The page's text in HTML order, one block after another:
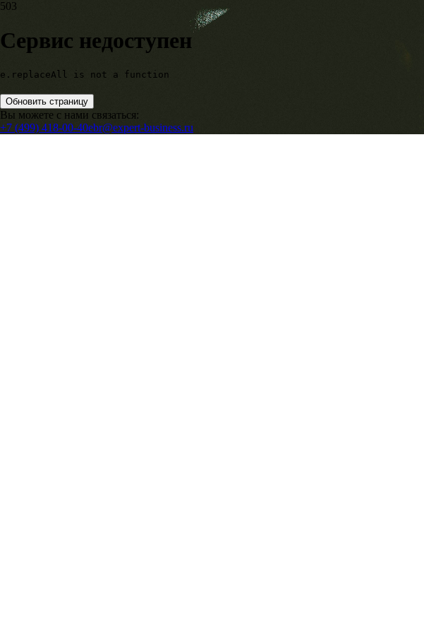
503
Сервис недоступен
e.replaceAll is not a function
Обновить страницу
Вы можете с нами связаться:
+7 (499) 418-00-40ebr@expert-business.ru